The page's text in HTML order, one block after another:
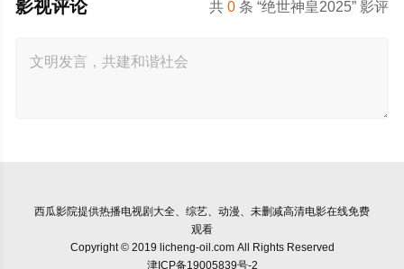
共0 条 “绝世神皇2025” 影评
影视评论
西瓜影院提供热播电视剧大全、综艺、动漫、未删减高清电影在线免费
观看
Copyright © 2019 licheng-oil.com All Rights Reserved
津ICP备19005839号-2